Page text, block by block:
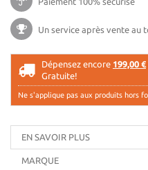
Un service après vente au
Dépensez encore 199,00 €
Gratuite!
Ne s'applique pas aux produits hors
EN SAVOIR PLUS
MARQUE